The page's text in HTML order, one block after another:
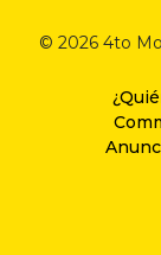
© 2026 4to